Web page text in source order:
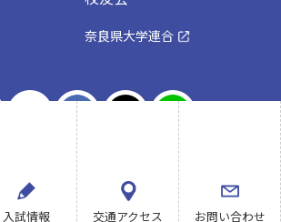
お問い合わせ
交通アクセス
入試情報
奈良県大学連合
Univ. All rights reserved.